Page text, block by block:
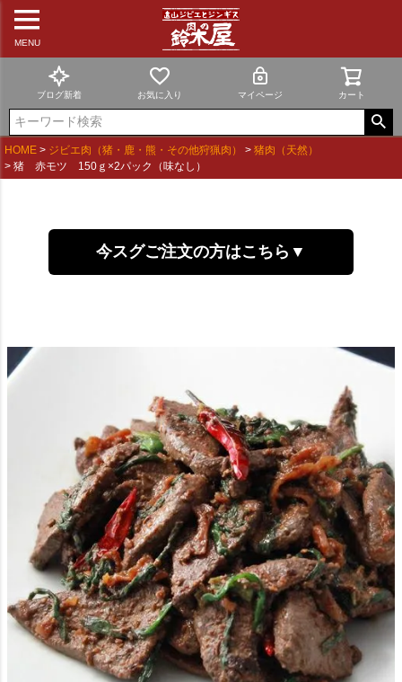
MENU
ブログ新着 お気に入り マイページ カート
HOME ジビエ肉（猪・鹿・熊・その他狩猟肉）
猪肉（天然）
猪 赤モツ 150ｇ×2パック（味なし）
今スグご注文の方はこちら▼